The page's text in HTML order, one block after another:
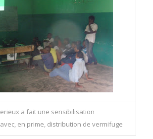
a fait une sensibilisation
en prime, distribution de vermifuge